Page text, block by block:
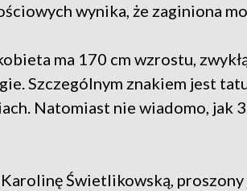
wynika, że zaginiona
ma 170 cm wzrostu,
Szczególnym znakiem jest
Natomiast nie wiadomo, jak
Świetlikowską,